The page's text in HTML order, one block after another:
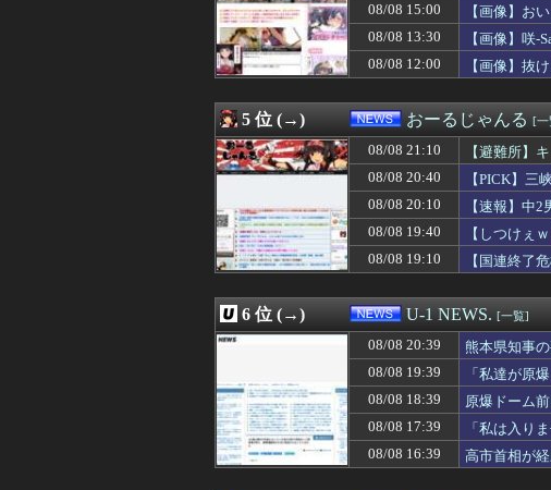
08/08 21:00
【海外の反応】日本政府
08/08 21:00
【海外の反応】ホンダ
08/08 21:00
韓国人「イラン完勝、ア
08/08 21:00
【朗報】韓国人「世界の
08/08 20:58
【速報】賀喜遥香、前屈
08/08 20:57
駅でのマナーの悪さにｶﾁﾑ
08/08 20:56
【巨人】橋上監督代行「
08/08 20:56
PGAがディズニーデザイ
【J2第1節 藤枝×仙台】藤
08/08 20:55
移民を大量に受け入れた
08/08 20:50
【画像】温泉の中でこれ
08/08 20:48
「神聖なる場所です」靖
08/08 20:47
【変な店員】親戚が集ま
08/08 20:47
娘の友達が遊びに来た時
08/08 20:47
韓国人「韓国サッカー協会
08/08 20:46
マネー・ショートのバー
【敗戦】ホークスファン
08/08 20:45
【悲報】夏休みの小学生
08/08 20:45
【グラブル】特別生放送
08/08 20:45
【画像】アイドルさん「体
08/08 20:45
【画像】アイドルさん「
08/08 20:45
どっちのほうが元気もら
08/08 15:00
【画像】お
08/08 13:30
【画像】咲-
08/08 12:00
【画像】抜
5 位 (→) おーるじゃんる [一
08/08 21:10
【避難所】
いた」→時
08/08 20:40
【PICK】
08/08 20:10
【速報】中
した」
08/08 19:40
【しつけぇ
08/08 19:10
【国連終了
6 位 (→) U-1 NEWS. [一覧]
08/08 20:39
熊本県知事
08/08 19:39
「私達が原
08/08 18:39
原爆ドーム
08/08 17:39
「私は入り
して……
08/08 16:39
高市首相が